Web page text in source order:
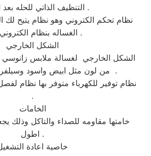
التنظيف الذاتي للحله بعد الغسيل .
نظام تحكم الكتروني وهو نظام يتيح
الغساله بنظام الكتروني ذكي .
الشكل الخارجي
الشكل الخارجي لغسالة ملابس زانوسي
من لون مثل ابيض واسود وسيلفر لتناسب الجميع .
.
الخامات
خامتها مقاومه للصداء والتاكل وذلك
اطول .
خاصية اعادة